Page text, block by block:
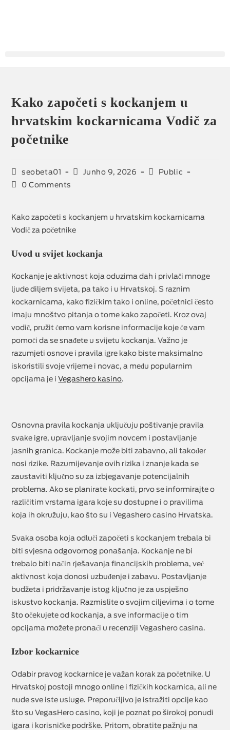
Kako započeti s kockanjem u
hrvatskim kockarnicama Vodič za
početnike
seobeta01 Junho 9, 2026
Public
0 Comments
Kako započeti s kockanjem u hrvatskim kockarnicama
Vodič za početnike
Uvod u svijet kockanja
Kockanje je aktivnost koja oduzima dah i privlači mnoge
ljude diljem svijeta, pa tako i u Hrvatskoj. S raznim
kockarnicama, kako fizičkim tako i online, početnici često
imaju mnoštvo pitanja o tome kako započeti. Kroz ovaj
vodič, pružit ćemo vam korisne informacije koje će vam
pomoći da se snađete u svijetu kockanja. Važno je
razumjeti osnove i pravila igre kako biste maksimalno
iskoristili svoje vrijeme i novac, a među popularnim
opcijama je i Vegashero kasino.
Osnovna pravila kockanja uključuju poštivanje pravila
svake igre, upravljanje svojim novcem i postavljanje
jasnih granica. Kockanje može biti zabavno, ali također
nosi rizike. Razumijevanje ovih rizika i znanje kada se
zaustaviti ključno su za izbjegavanje potencijalnih
problema. Ako se planirate kockati, prvo se informirajte o
različitim vrstama igara koje su dostupne i o pravilima
koja ih okružuju, kao što su i Vegashero casino Hrvatska.
Svaka osoba koja odluči započeti s kockanjem trebala bi
biti svjesna odgovornog ponašanja. Kockanje ne bi
trebalo biti način rješavanja financijskih problema, već
aktivnost koja donosi uzbuđenje i zabavu. Postavljanje
budžeta i pridržavanje istog ključno je za uspješno
iskustvo kockanja. Razmislite o svojim ciljevima i o tome
što očekujete od kockanja, a sve informacije o tim
opcijama možete pronaći u recenziji Vegashero casina.
Izbor kockarnice
Odabir pravog kockarnice je važan korak za početnike. U
Hrvatskoj postoji mnogo online i fizičkih kockarnica, ali ne
nude sve iste usluge. Preporučljivo je istražiti opcije kao
što su VegasHero casino, koji je poznat po širokoj ponudi
igara i korisničke podrške. Pritom, obratite pažnju na